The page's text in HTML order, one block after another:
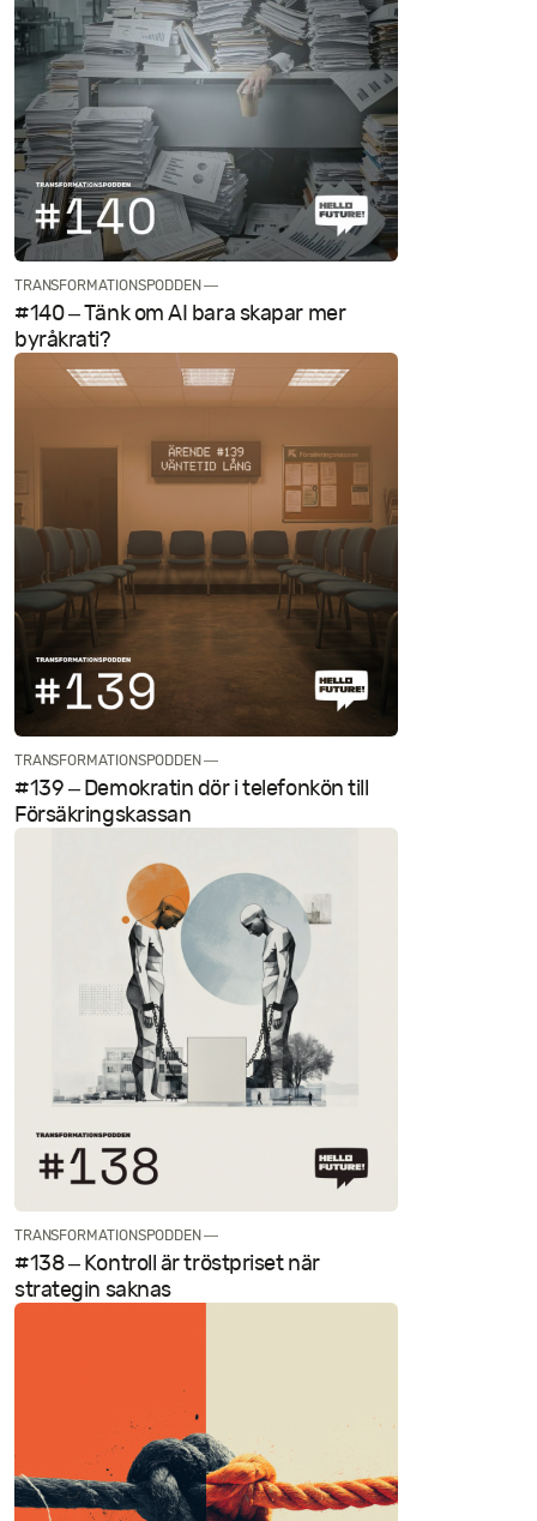
TRANSFORMATIONSPODDEN —
#140 – Tänk om AI bara skapar mer
byråkrati?
TRANSFORMATIONSPODDEN —
#139 – Demokratin dör i telefonkön till
Försäkringskassan
TRANSFORMATIONSPODDEN —
#138 – Kontroll är tröstpriset när
strategin saknas